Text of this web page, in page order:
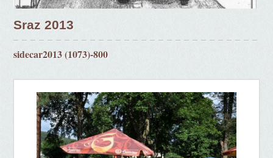
Sraz 2013
sidecar2013 (1073)-800